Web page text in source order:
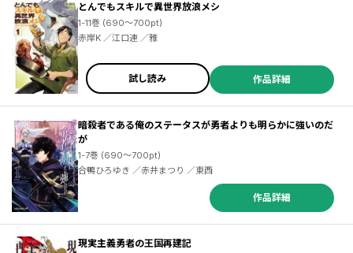
とんでもスキルで異世界放浪メシ
1-11巻 (690～700pt)
赤岸K ／江口連 ／雅
試し読み 作品詳細
暗殺者である俺のステータスが勇者よりも明らかに強いのだ
が
1-7巻 (690～700pt)
合鴨ひろゆき ／赤井まつり ／東西
作品詳細
現実主義勇者の王国再建記